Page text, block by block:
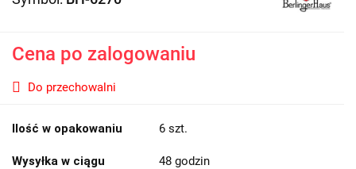
Cena po zalogowaniu
Do przechowalni
Ilość w opakowaniu 6 szt.
Wysyłka w ciągu 48 godzin